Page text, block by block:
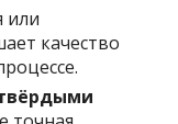
или
качество